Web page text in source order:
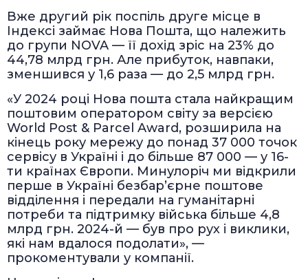
Вже другий рік поспіль друге місце в
Індексі займає Нова Пошта, що належить
до групи NOVA — її дохід зріс на 23% до
44,78 млрд грн. Але прибуток, навпаки,
зменшився у 1,6 раза — до 2,5 млрд грн.
«У 2024 році Нова пошта стала найкращим
поштовим оператором світу за версією
World Post & Parcel Award, розширила на
кінець року мережу до понад 37 000 точок
сервісу в Україні і до більше 87 000 — у 16-
ти країнах Європи. Минулоріч ми відкрили
перше в Україні безбарʼєрне поштове
відділення і передали на гуманітарні
потреби та підтримку війська більше 4,8
млрд грн. 2024-й — був про рух і виклики,
які нам вдалося подолати», —
прокоментували у компанії.